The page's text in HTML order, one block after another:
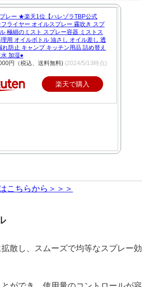
レー ★楽天1位【ハレゾラTBP公式
フライヤー オイルスプレー 霧吹き スプ
極細のミスト スプレー容器 ミストス
用 オイルボトル 油さし オイル差し 透
れ防止 キャンプ キッチン用品 詰め替え
加湿●
円（税込、送料無料) (2024/5/13時点)
楽天で購入
こちらから＞＞＞
散し、スムーズで均等なスプレー効
ができ、使用量のコントロールが容